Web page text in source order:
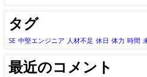
タグ
SE 中堅エンジニア 人材不足 休日 体力 時間
最近のコメント